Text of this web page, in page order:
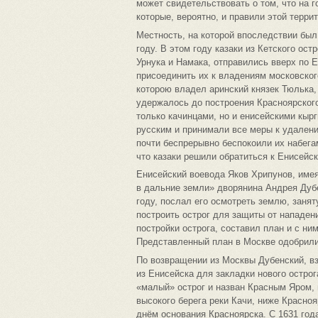
может свидетельствовать о том, что на
которые, вероятно, и правили этой
Местность, на которой впоследствии
году. В этом году казаки из Кетского
Урнука и Намака, отправились вверх
присоединить их к владениям
которою владел аринский князек
удержалось до построения
только качинцами, но и енисейскими
русским и принимали все меры к
почти беспрерывно беспокоили их
что казаки решили обратиться к
Енисейский воевода Яков Хрипунов,
в дальние земли» дворянина Андрея
году, послал его осмотреть землю,
построить острог для защиты от
постройки острога, составил план и с
Представленный план в Москве
По возвращении из Москвы Дубенский,
из Енисейска для закладки нового
«малый» острог и назван Кpacным
высокого берега реки Качи, ниже
днём основания Красноярска. С 1631